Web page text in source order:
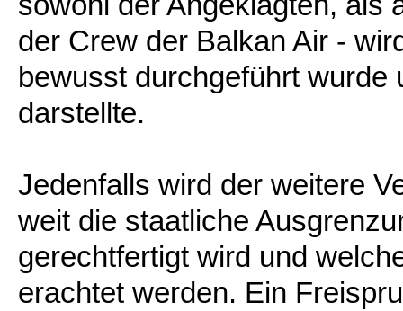
der Crew der Balkan Air -
bewusst durchgeführt
darstellte.
Jedenfalls wird der weitere
weit die staatliche
gerechtfertigt wird und
erachtet werden. Ein